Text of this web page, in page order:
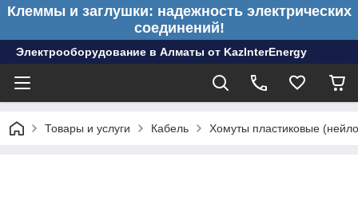
Клеммы и заглушки: надежность электрических
соединений!
Электрооборудование в Алматы от KazInterEnergy
Товары и услуги Кабель Хомуты пластиковые